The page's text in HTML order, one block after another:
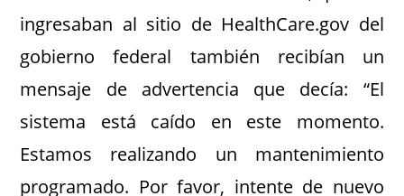
ingresaban al sitio de HealthCare.gov del
gobierno federal también recibían un
mensaje de advertencia que decía: “El
sistema está caído en este momento.
Estamos realizando un mantenimiento
programado. Por favor, intente de nuevo